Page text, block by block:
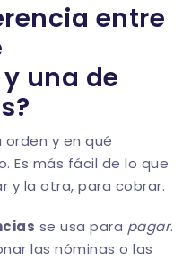
entre
una de
y en qué
Es más fácil de lo que
y la otra, para cobrar.
se usa para pagar.
las nóminas o las